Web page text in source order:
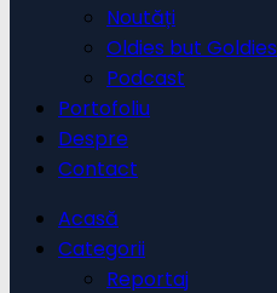
Noutăți
Oldies but Goldies
Podcast
Portofoliu
Despre
Contact
Acasă
Categorii
Reportaj